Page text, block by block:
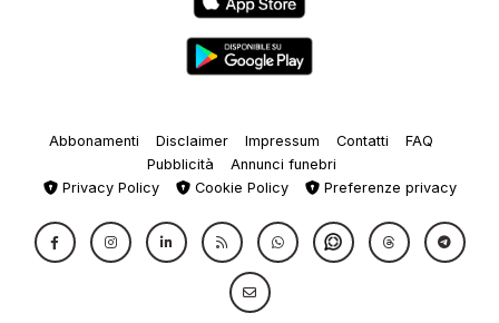
Abbonamenti Disclaimer Impressum Contatti
FAQ
Pubblicità
Annunci funebri
Privacy Policy
Cookie Policy Preferenze privacy